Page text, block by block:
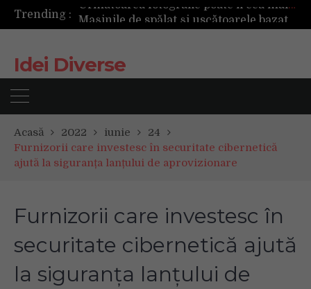
Trending :
De ce reapar mirosurile din canapea după curățare? Ce se întâmplă, de fapt, în tapițerie
Idei Diverse
Acasă 2022 iunie
24
Furnizorii care investesc în securitate cibernetică
ajută la siguranța lanțului de aprovizionare
Furnizorii care investesc în
securitate cibernetică ajută
la siguranța lanțului de